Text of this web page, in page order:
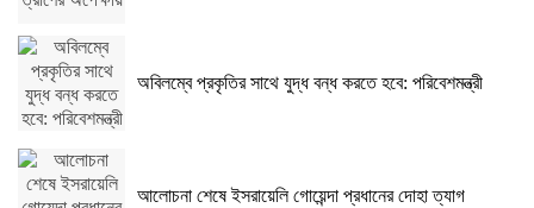
অবিলম্বে প্রকৃতির সাথে যুদ্ধ বন্ধ করতে হবে: পরিবেশমন্ত্রী
আলোচনা শেষে ইসরায়েলি গোয়েন্দা প্রধানের দোহা ত্যাগ